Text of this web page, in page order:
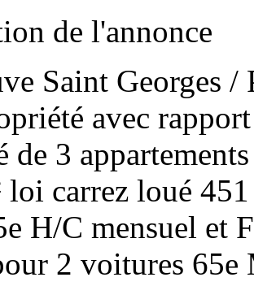
de l'annonce
Saint Georges
avec
de 3
loi carrez loué
H/C mensuel et
2 voitures